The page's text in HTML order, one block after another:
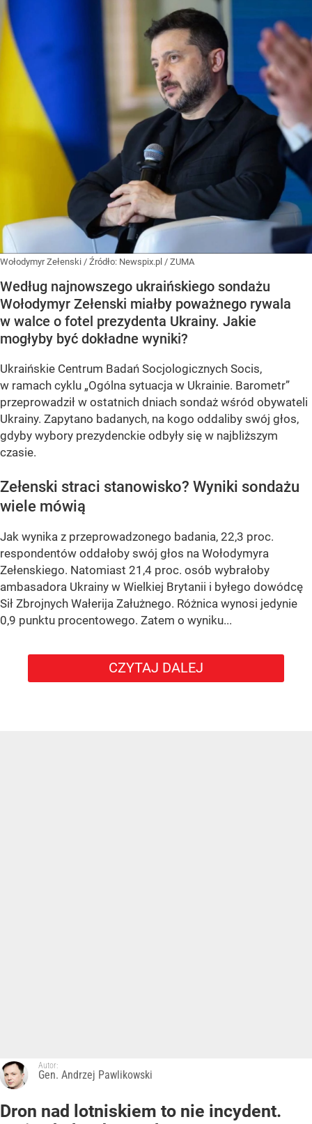
Wołodymyr Zełenski / Źródło: Newspix.pl / ZUMA
Według najnowszego ukraińskiego sondażu
Wołodymyr Zełenski miałby poważnego rywala
w walce o fotel prezydenta Ukrainy. Jakie
mogłyby być dokładne wyniki?
Ukraińskie Centrum Badań Socjologicznych Socis,
w ramach cyklu „Ogólna sytuacja w Ukrainie. Barometr”
przeprowadził w ostatnich dniach sondaż wśród obywateli
Ukrainy. Zapytano badanych, na kogo oddaliby swój głos,
gdyby wybory prezydenckie odbyły się w najbliższym
czasie.
Zełenski straci stanowisko? Wyniki sondażu
wiele mówią
Jak wynika z przeprowadzonego badania, 22,3 proc.
respondentów oddałoby swój głos na Wołodymyra
Zełenskiego. Natomiast 21,4 proc. osób wybrałoby
ambasadora Ukrainy w Wielkiej Brytanii i byłego dowódcę
Sił Zbrojnych Wałerija Załużnego. Różnica wynosi jedynie
0,9 punktu procentowego. Zatem o wyniku...
CZYTAJ DALEJ
Autor:
Gen. Andrzej Pawlikowski
Dron nad lotniskiem to nie incydent.